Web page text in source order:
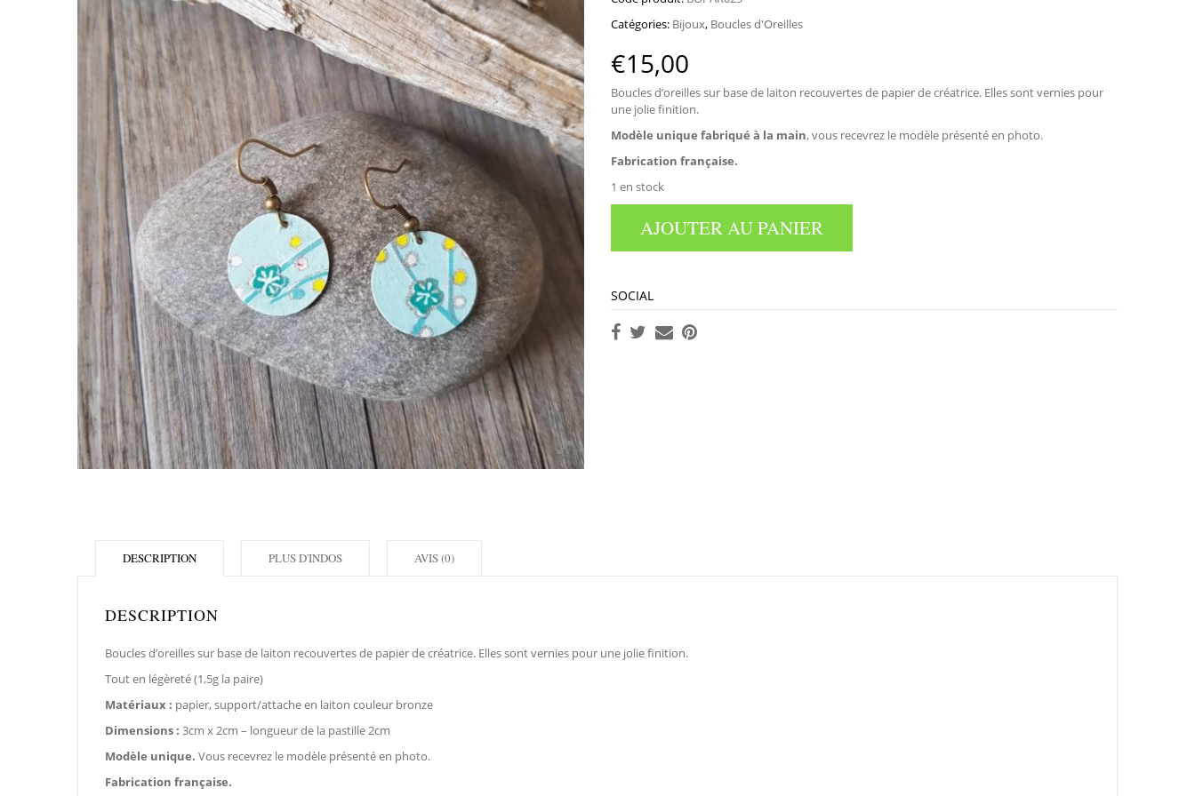
Catégories: Bijoux, Boucles d'Oreilles
€15,00
Boucles d’oreilles sur base de laiton recouvertes de papier de créatrice. Elles sont vernies pour
une jolie finition.
Modèle unique fabriqué à la main, vous recevrez le modèle présenté en photo.
Fabrication française.
1 en stock
AJOUTER AU PANIER
SOCIAL
DESCRIPTION
DESCRIPTION
Boucles d’oreilles sur base de laiton recouvertes de papier de créatrice. Elles sont vernies pour une jolie finition.
Tout en légèreté (1,5g la paire)
Matériaux : papier, support/attache en laiton couleur bronze
Dimensions : 3cm x 2cm – longueur de la pastille 2cm
Modèle unique. Vous recevrez le modèle présenté en photo.
Fabrication française.
PLUS D'INDOS AVIS (0)